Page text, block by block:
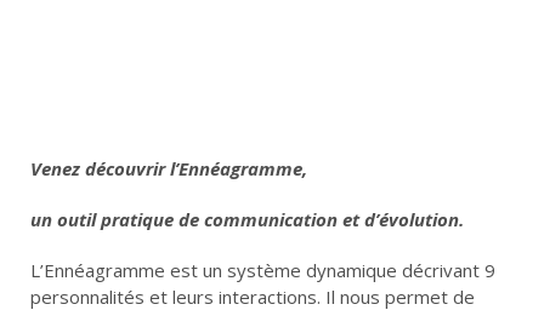
Venez découvrir l’Ennéagramme,
un outil pratique de communication et d’évolution.
L’Ennéagramme est un système dynamique décrivant 9
personnalités et leurs interactions. Il nous permet de